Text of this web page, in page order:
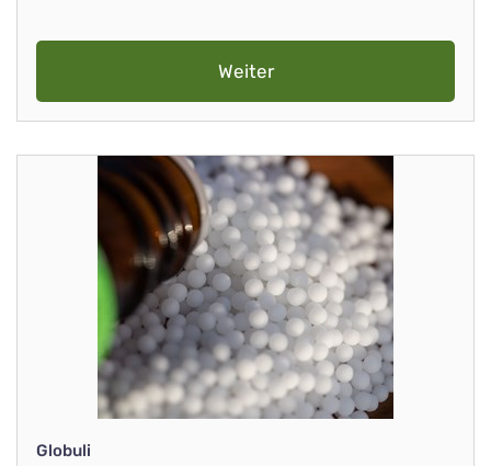
Weiter
Globuli